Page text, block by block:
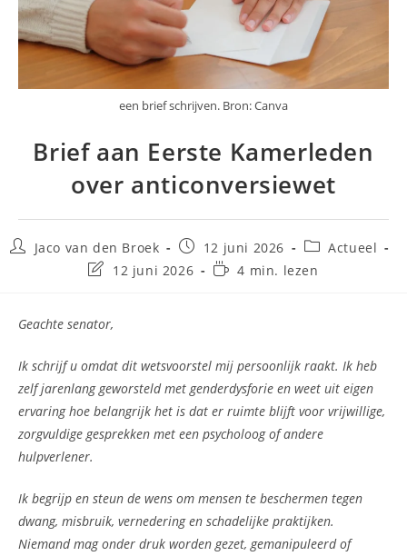
een brief schrijven. Bron: Canva
Brief aan Eerste Kamerleden
over anticonversiewet
Jaco van den Broek 12 juni 2026
Actueel
12 juni 2026
4 min. lezen
Geachte senator,
Ik schrijf u omdat dit wetsvoorstel mij persoonlijk raakt. Ik heb
zelf jarenlang geworsteld met genderdysforie en weet uit eigen
ervaring hoe belangrijk het is dat er ruimte blijft voor vrijwillige,
zorgvuldige gesprekken met een psycholoog of andere
hulpverlener.
Ik begrijp en steun de wens om mensen te beschermen tegen
dwang, misbruik, vernedering en schadelijke praktijken.
Niemand mag onder druk worden gezet, gemanipuleerd of